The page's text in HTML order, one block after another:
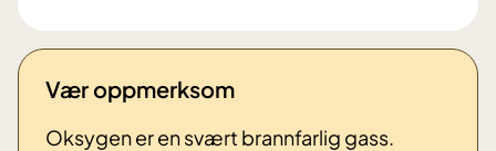
Vær oppmerksom
Oksygen er en svært brannfarlig gass.